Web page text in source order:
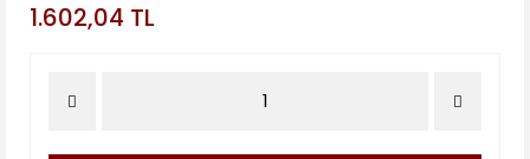
1.602,04 TL